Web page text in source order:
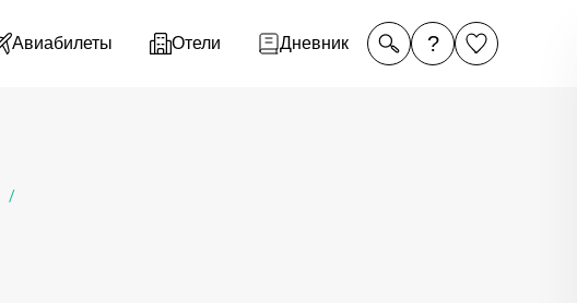
Авиабилеты Отели Дневник ?
/